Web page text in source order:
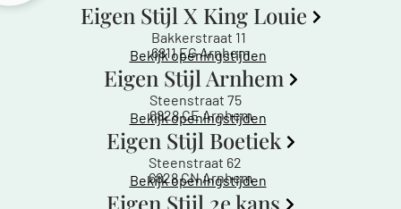
Eigen Stijl X King Louie
Bakkerstraat 11
6811 EG Arnhem
Bekijk openingstijden
Eigen Stijl Arnhem
Steenstraat 75
6828 CE Arnhem
Bekijk openingstijden
Eigen Stijl Boetiek
Steenstraat 62
6828 CN Arnhem
Bekijk openingstijden
Eigen Stijl 2e kans